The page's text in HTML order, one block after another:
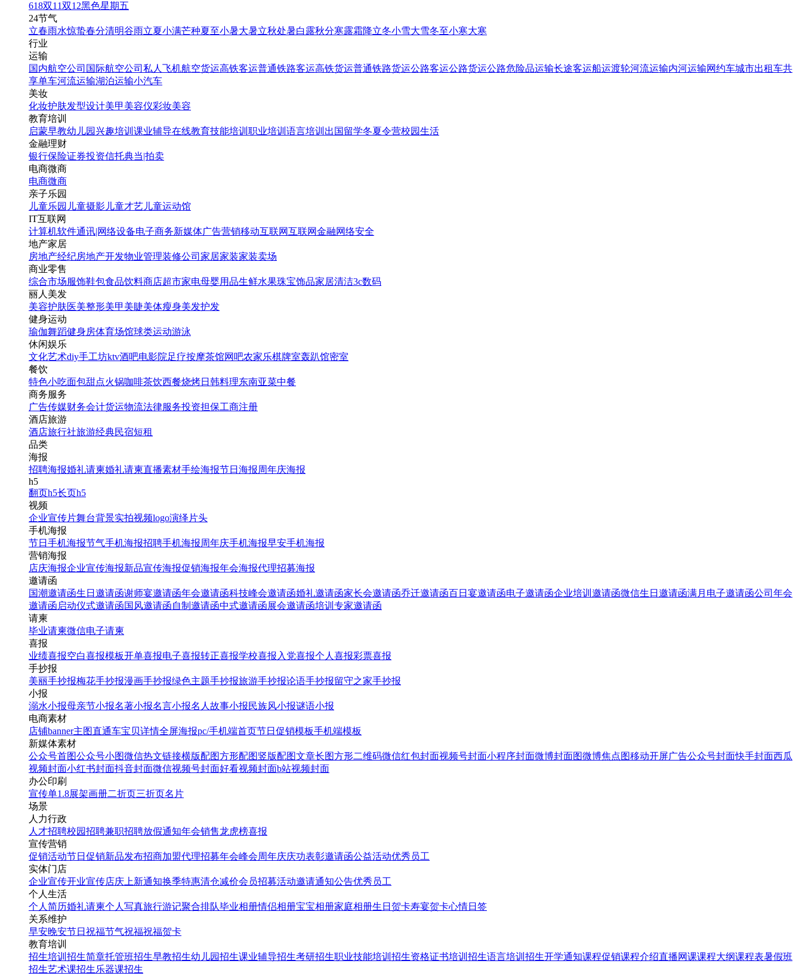
618双11双12黑色星期五
24节气
立春雨水惊蛰春分清明谷雨立夏小满芒种夏至小暑大暑立秋处暑白露秋分寒露霜降立冬小雪大雪冬至小寒大寒
行业
运输
国内航空公司 国际航空公司 私人飞机航空货运高铁客运普通铁路客运高铁货运普通铁路货运公路客运公路货运公路危险品运输长途客运船运渡轮河流运输内河运输网约车城市出租车共
享单车河流运输湖泊运输小汽车
美妆
化妆护肤发型设计美甲 美容仪彩妆美容
教育培训
启蒙早教幼儿园 兴趣培训 课业辅导在线教育技能培训 职业培训 语言培训 出国留学冬夏令营校园生活
金融理财
银行保险证券投资信托典当|拍卖
电商微商
电商微商
亲子乐园
儿童乐园 儿童摄影 儿童才艺 儿童运动馆
IT互联网
计算机软件通讯|网络设备电子商务新媒体广告营销移动互联网互联网金融网络安全
地产家居
房地产经纪房地产开发物业管理装修公司 家居家装家装卖场
商业零售
综合市场服饰鞋包食品饮料商店超市家电母婴用品生鲜水果珠宝饰品家居清洁3c数码
丽人美发
美容护肤医美整形美甲美睫美体瘦身美发护发
健身运动
瑜伽舞蹈健身房体育场馆球类运动游泳
休闲娱乐
文化艺术diy手工坊ktv酒吧电影院足疗按摩茶馆网吧农家乐棋牌室轰趴馆密室
餐饮
特色小吃面包甜点火锅咖啡茶饮西餐烧烤日韩料理东南亚菜中餐
商务服务
广告传媒财务会计货运物流法律服务投资担保工商注册
酒店旅游
酒店旅行社旅游经典民宿短租
品类
海报
招聘海报婚礼请柬婚礼请柬直播素材手绘海报节日海报周年庆海报
h5
翻页h5长页h5
视频
企业宣传片舞台背景实拍视频logo演绎 片头
手机海报
节日手机海报节气手机海报招聘手机海报周年庆手机海报早安手机海报
营销海报
店庆海报企业宣传海报新品宣传海报促销海报年会海报代理招募海报
邀请函
国潮邀请函生日邀请函谢师宴邀请函年会邀请函科技峰会邀请函婚礼邀请函家长会邀请函乔迁邀请函百日宴邀请函电子邀请函企业培训邀请函微信生日邀请函满月电子邀请函公司年会
邀请函 启动仪式邀请函国风邀请函自制邀请函中式邀请函展会邀请函培训专家邀请函
请柬
毕业请柬微信电子请柬
喜报
业绩喜报空白喜报模板开单喜报电子喜报转正喜报学校喜报 入党喜报个人喜报彩票喜报
手抄报
美丽手抄报梅花手抄报漫画手抄报绿色主题手抄报旅游手抄报论语手抄报留守之家手抄报
小报
溺水小报母亲节小报名著小报名言小报名人故事小报民族风小报谜语小报
电商素材
店铺banner主图直通车宝贝详情全屏海报pc/手机端首页节日促销模板手机端模板
新媒体素材
公众号首图公众号小图微信热文链接横版配图方形配图竖版配图文章长图方形二维码微信红包封面视频号封面小程序封面微博封面图微博焦点图移动开屏广告公众号封面快手封面西瓜
视频封面小红书封面抖音封面微信视频号封面好看视频封面b站视频封面
办公印刷
宣传单1.8展架画册二折页三折页名片
场景
人力行政
人才招聘校园招聘兼职招聘放假通知年会销售龙虎榜喜报
宣传营销
促销活动节日促销新品发布招商加盟代理招募年会峰会周年庆庆功表彰邀请函公益活动优秀员工
实体门店
企业宣传开业宣传店庆 上新通知换季特惠清仓减价会员招募活动邀请通知公告优秀员工
个人生活
个人简历婚礼请柬个人写真旅行游记聚合排队毕业相册情侣相册宝宝相册家庭相册生日贺卡寿宴贺卡心情日签
关系维护
早安晚安节日祝福节气祝福祝福贺卡
教育培训
招生培训 招生简章托管班招生早教招生幼儿园招生课业辅导招生考研招生职业技能培训招生资格证书培训招生语言培训招生开学通知课程促销课程介绍直播网课课程大纲课程表暑假班
招生艺术课招生乐器课招生